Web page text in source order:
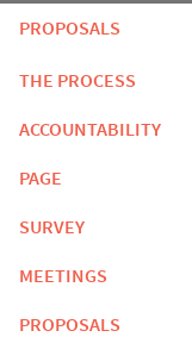
PROPOSALS
THE PROCESS
ACCOUNTABILITY
PAGE
SURVEY
MEETINGS
PROPOSALS